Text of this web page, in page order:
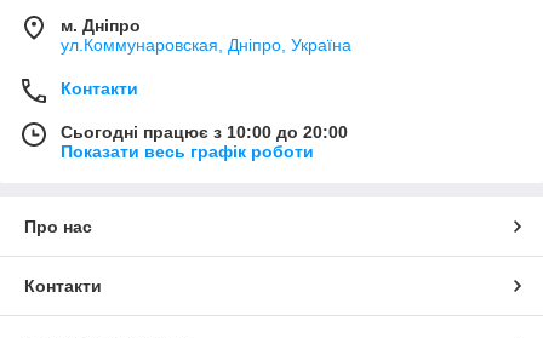
м. Дніпро
ул.Коммунаровская, Дніпро, Україна
Контакти
Сьогодні працює з 10:00 до 20:00
Показати весь графік роботи
Про нас
Контакти